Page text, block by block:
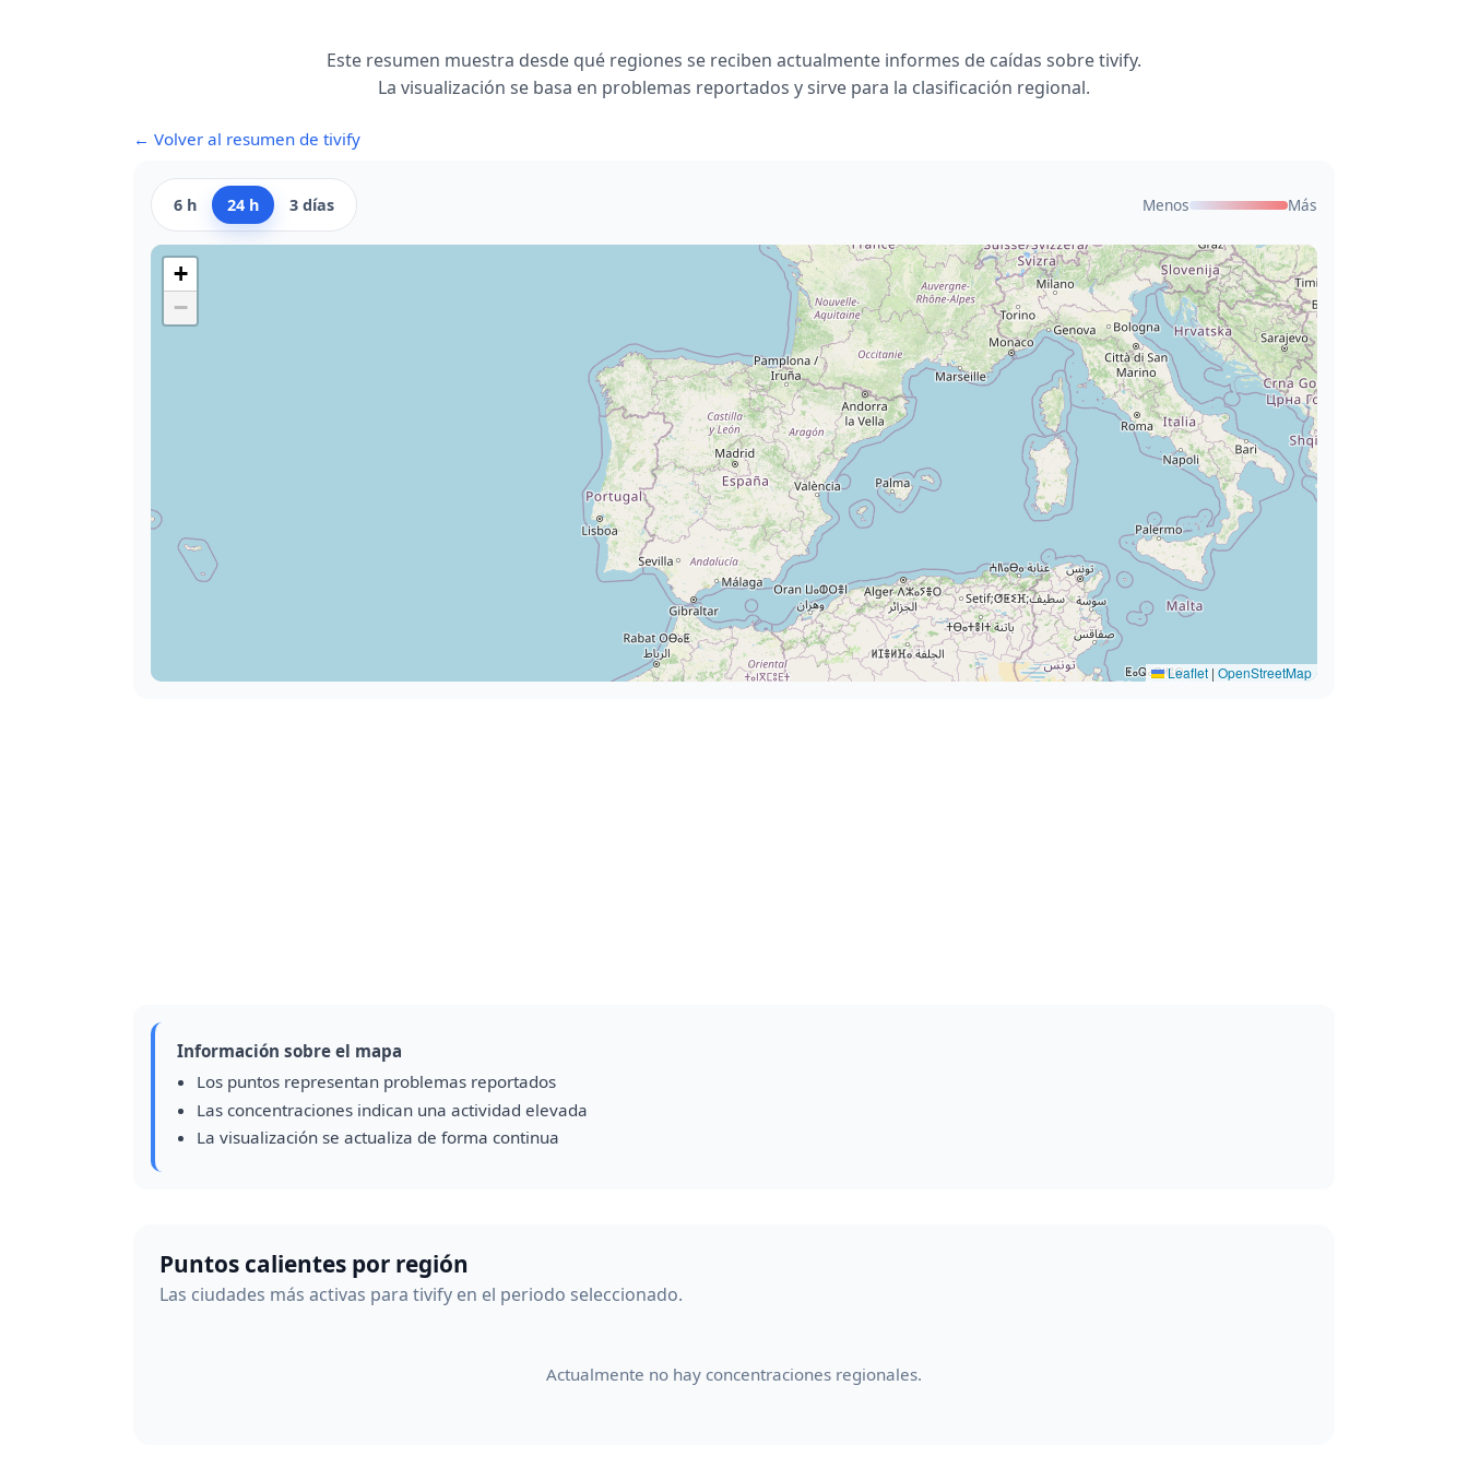
Este resumen muestra desde qué regiones se reciben actualmente informes de caídas sobre tivify.
La visualización se basa en problemas reportados y sirve para la clasificación regional.
← Volver al resumen de tivify
6 h 24 h 3 días Menos Más
+
−
Leaflet | OpenStreetMap
Información sobre el mapa
Los puntos representan problemas reportados
Las concentraciones indican una actividad elevada
La visualización se actualiza de forma continua
Puntos calientes por región
Las ciudades más activas para tivify en el periodo seleccionado.
Actualmente no hay concentraciones regionales.